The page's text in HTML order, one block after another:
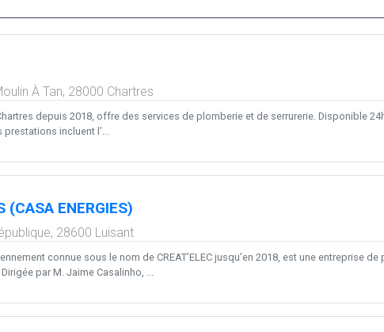
À Tan, 28000 Chartres
depuis 2018, offre des services de plomberie et de serrurerie. Disponible
prestations incluent l’...
(CASA ENERGIES)
28600 Luisant
connue sous le nom de CREAT’ELEC jusqu’en 2018, est une entreprise
par M. Jaime Casalinho, ...